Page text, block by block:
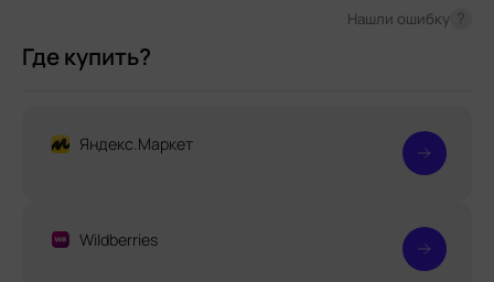
Где купить?
Нашли ошибку
Яндекс.Маркет
Wildberries